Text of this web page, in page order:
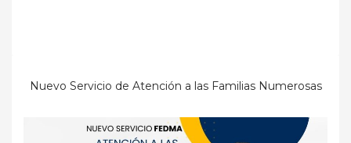
Nuevo Servicio de Atención a las Familias Numerosas